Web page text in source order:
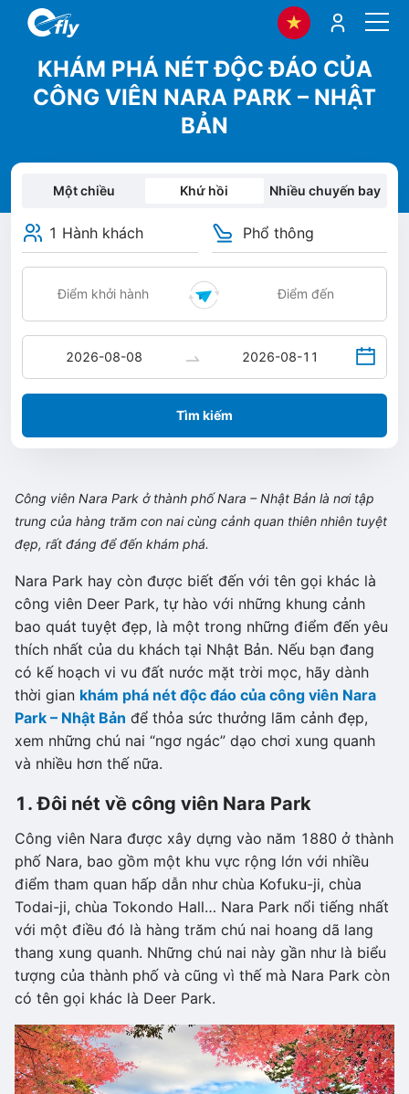
KHÁM PHÁ NÉT ĐỘC ĐÁO CỦA
CÔNG VIÊN NARA PARK – NHẬT
BẢN
Một chiều Khứ hồi Nhiều chuyến bay
1 Hành khách Phổ thông
Tìm kiếm
Công viên Nara Park ở thành phố Nara – Nhật Bản là nơi tập
trung của hàng trăm con nai cùng cảnh quan thiên nhiên tuyệt
đẹp, rất đáng để đến khám phá.
Nara Park hay còn được biết đến với tên gọi khác là
công viên Deer Park, tự hào với những khung cảnh
bao quát tuyệt đẹp, là một trong những điểm đến yêu
thích nhất của du khách tại Nhật Bản. Nếu bạn đang
có kế hoạch vi vu đất nước mặt trời mọc, hãy dành
thời gian khám phá nét độc đáo của công viên Nara
Park – Nhật Bản để thỏa sức thưởng lãm cảnh đẹp,
xem những chú nai “ngơ ngác” dạo chơi xung quanh
và nhiều hơn thế nữa.
1. Đôi nét về công viên Nara Park
Công viên Nara được xây dựng vào năm 1880 ở thành
phố Nara, bao gồm một khu vực rộng lớn với nhiều
điểm tham quan hấp dẫn như chùa Kofuku-ji, chùa
Todai-ji, chùa Tokondo Hall… Nara Park nổi tiếng nhất
với một điều đó là hàng trăm chú nai hoang dã lang
thang xung quanh. Những chú nai này gần như là biểu
tượng của thành phố và cũng vì thế mà Nara Park còn
có tên gọi khác là Deer Park.